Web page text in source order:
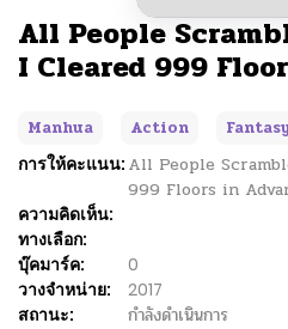
All People
I Cleared 999
Manhua Action Fantasy
การให้คะแนน: All People
999 Floors in
ความคิดเห็น:
ทางเลือก:
บุ๊คมาร์ค:
0
วางจำหน่าย:
2017
สถานะ:
กำลังดำเนินการ